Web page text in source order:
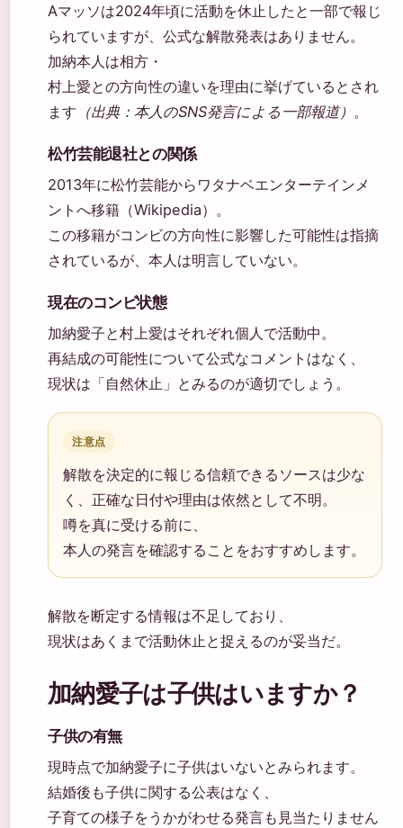
Aマッソは2024年頃に活動を休止したと一部で報じ
られていますが、公式な解散発表はありません。
加納本人は相方・
村上愛との方向性の違いを理由に挙げているとされ
ます （出典：本人のSNS発言による一部報道） 。
松竹芸能退社との関係
2013年に松竹芸能からワタナベエンターテインメ
ントへ移籍（Wikipedia）。
この移籍がコンビの方向性に影響した可能性は指摘
されているが、本人は明言していない。
現在のコンビ状態
加納愛子と村上愛はそれぞれ個人で活動中。
再結成の可能性について公式なコメントはなく、
現状は「自然休止」とみるのが適切でしょう。
注意点
解散を決定的に報じる信頼できるソースは少な
く、正確な日付や理由は依然として不明。
噂を真に受ける前に、
本人の発言を確認することをおすすめします。
解散を断定する情報は不足しており、
現状はあくまで活動休止と捉えるのが妥当だ。
加納愛子は子供はいますか？
子供の有無
現時点で加納愛子に子供はいないとみられます。
結婚後も子供に関する公表はなく、
子育ての様子をうかがわせる発言も見当たりません